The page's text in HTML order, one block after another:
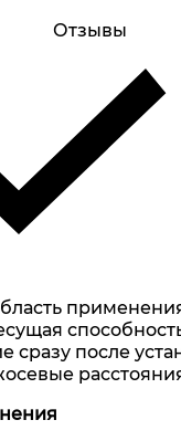
Отзывы
сразу после